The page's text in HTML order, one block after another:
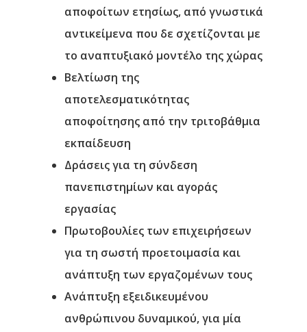
αποφοίτων ετησίως, από γνωστικά
αντικείμενα που δε σχετίζονται με
το αναπτυξιακό μοντέλο της χώρας
Βελτίωση της
αποτελεσματικότητας
αποφοίτησης από την τριτοβάθμια
εκπαίδευση
Δράσεις για τη σύνδεση
πανεπιστημίων και αγοράς
εργασίας
Πρωτοβουλίες των επιχειρήσεων
για τη σωστή προετοιμασία και
ανάπτυξη των εργαζομένων τους
Ανάπτυξη εξειδικευμένου
ανθρώπινου δυναμικού, για μία